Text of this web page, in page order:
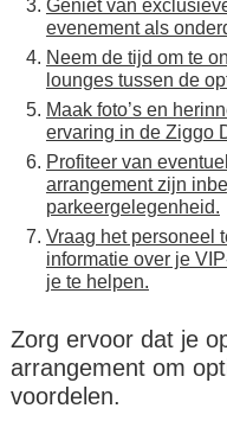
Geniet van
evenement als
Neem de tijd om te
lounges tussen de
Maak foto’s en
ervaring in de Ziggo
Profiteer van
arrangement zijn
parkeergelegenheid.
Vraag het personeel
informatie over je
je te helpen.
Zorg ervoor dat je
arrangement om
voordelen.